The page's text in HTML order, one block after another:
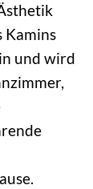
Kamins
und wird